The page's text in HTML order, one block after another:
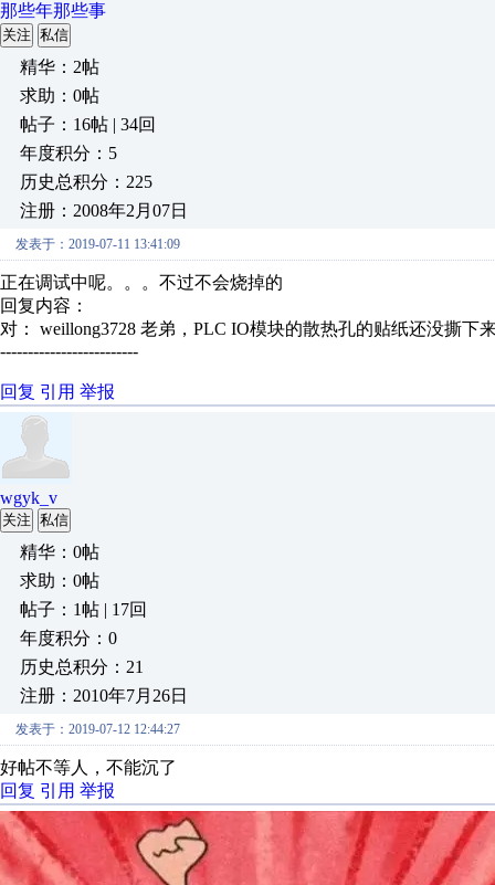
那些年那些事
关注 私信
精华：2帖
求助：0帖
帖子：16帖 | 34回
年度积分：5
历史总积分：225
注册：2008年2月07日
发表于：2019-07-11 13:41:09
正在调试中呢。。。不过不会烧掉的
回复内容：
对： weillong3728 老弟，PLC IO模块的散热孔的贴纸还没撕下
-------------------------
回复 引用 举报
wgyk_v
关注 私信
精华：0帖
求助：0帖
帖子：1帖 | 17回
年度积分：0
历史总积分：21
注册：2010年7月26日
发表于：2019-07-12 12:44:27
好帖不等人，不能沉了
回复 引用 举报